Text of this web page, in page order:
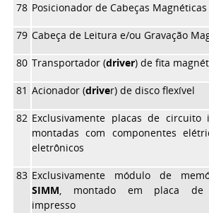
78 Posicionador de Cabeças Magnéticas
79 Cabeça de Leitura e/ou Gravação
80 Transportador (driver) de fita
81 Acionador (driver) de disco flexível
82 Exclusivamente placas de circuito
montadas com componentes
eletrônicos
83 Exclusivamente módulo de
SIMM, montado em placa de
impresso